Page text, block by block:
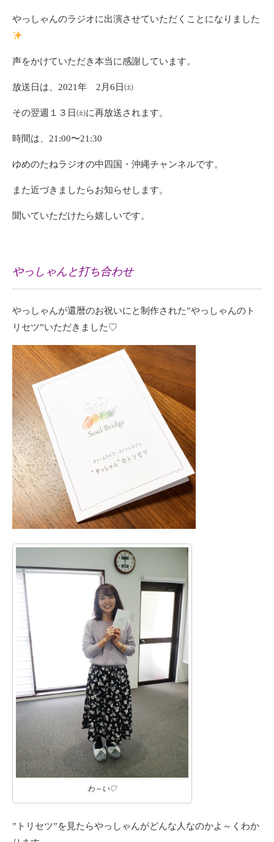
やっしゃんのラジオに出演させていただくことになりました
声をかけていただき本当に感謝しています。
放送日は、2021年 2月6日㈯
その翌週１３日㈯に再放送されます。
時間は、21:00〜21:30
ゆめのたねラジオの中四国・沖縄チャンネルです。
また近づきましたらお知らせします。
聞いていただけたら嬉しいです。
やっしゃんと打ち合わせ
やっしゃんが還暦のお祝いにと制作された”やっしゃんのト
リセツ”いただきました♡
わ～い♡
”トリセツ”を見たらやっしゃんがどんな人なのかよ～くわか